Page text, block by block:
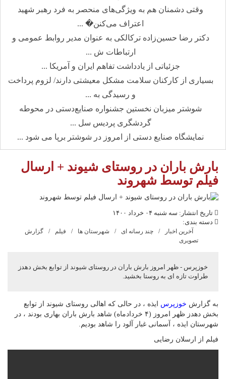
وقتی دشمنان هم به ویژگی‌های منحصر به فرد رهبر شهید
اعتراف می‌کنن� ...
دکتر رضا حسین‌زاده ترکالکی به عنوان مدیر روابط عمومی و
ارتباطات ش ...
جزئیاتی از یادداشت تفاهم ایران و آمریکا ...
بسیاری از کارکنان سلامت مشکل معیشتی دارند/ لزوم پرداخت
و رسیدگی به ...
شوشتر میزبان نخستین جشنواره صنایع‌دستی در محوطه
گردشگری پردیس سل ...
نمایشگاه صنایع دستی از امروز در شوشتر برپا می شود ...
بارش باران در روستای شیوند + ارسال
فیلم توسط شهروند
تاریخ انتشار: سه شنبه ۰۴ خرداد ۱۴۰۰
دسته بندی:
آخرین اخبار چند رسانه ای شهرستان ها فیلم
گزارش
تصویری
خوزپرس - ظهر امروز بارش باران در روستای شیوند از توابع بخش دهدز
طراوت تازه ای به روستا بخشید.
به گزارش خوزپرس ایذه ، در حالی که اهالی روستای شیوند از توابع
بخش دهدز ظهر امروز (۴ خردادماه) شاهد بارش باران بهاری بودند ، در
شهرستان ایذه ، آسمانی غبار آلود را شاهد بودیم.
فیلم از ارسلان رضایی